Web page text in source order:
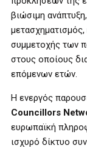
βιώσιμη
συμμετοχής των
στους οποίους
επόμενων ετών.
Η ενεργός
Councillors
ευρωπαϊκή
ισχυρό δίκτυο